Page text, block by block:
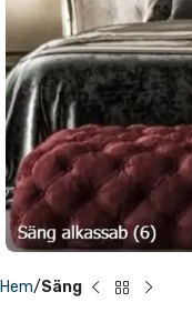
Hem Säng